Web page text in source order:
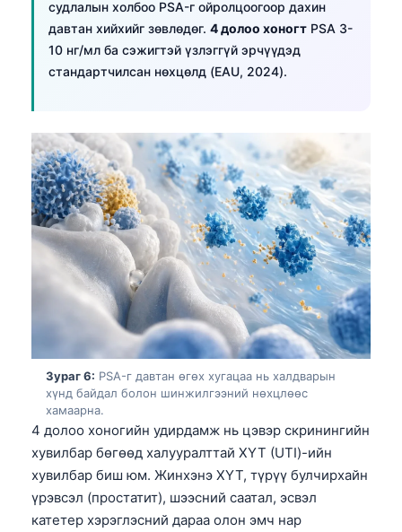
судлалын холбоо PSA-г ойролцоогоор дахин
давтан хийхийг зөвлөдөг. 4 долоо хоногт PSA 3-
10 нг/мл ба сэжигтэй үзлэггүй эрчүүдэд
стандартчилсан нөхцөлд (EAU, 2024).
Зураг 6: PSA-г давтан өгөх хугацаа нь халдварын
хүнд байдал болон шинжилгээний нөхцлөөс
хамаарна.
4 долоо хоногийн удирдамж нь цэвэр скринингийн
хувилбар бөгөөд халууралттай ХҮТ (UTI)-ийн
хувилбар биш юм. Жинхэнэ ХҮТ, түрүү булчирхайн
үрэвсэл (простатит), шээсний саатал, эсвэл
катетер хэрэглэсний дараа олон эмч нар
አማርኛ
Українська
O‘zbekcha
Català
Қазақ тілі
Suomi
Slovenčina
كوردی‎
پښتو
سنڌي
සිංහල
অসমীয়া
Galego
Македонски јазик
Euskara